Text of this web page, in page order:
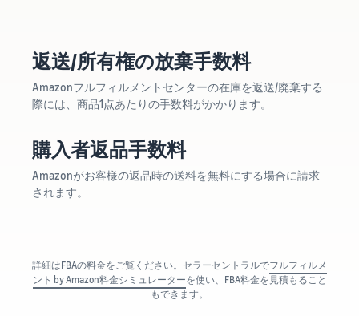
返送/所有権の放棄手数料
Amazonフルフィルメントセンターの在庫を返送/廃棄する
際には、商品1点あたりの手数料がかかります。
購入者返品手数料
Amazonがお客様の返品時の送料を無料にする場合に請求
されます。
詳細はFBAの料金をご覧ください。セラーセントラルでフルフィルメ
ント by Amazon料金シミュレーターを使い、FBA料金を見積もること
もできます。